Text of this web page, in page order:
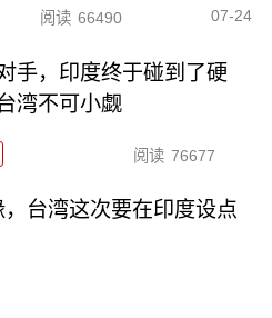
阅读 66490 07-24
手，印度终于碰到了硬
湾不可小觑
阅读 76677
台湾这次要在印度设点